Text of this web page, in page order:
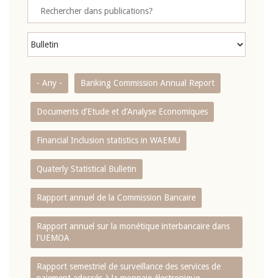
- Any - Banking Commission Annual Report
Documents d’Etude et d’Analyse Economiques
Financial Inclusion statistics in WAEMU
Quaterly Statistical Bulletin
Rapport annuel de la Commission Bancaire
Rapport annuel sur la monétique interbancaire dans
l'UEMOA
Rapport semestriel de surveillance des services de